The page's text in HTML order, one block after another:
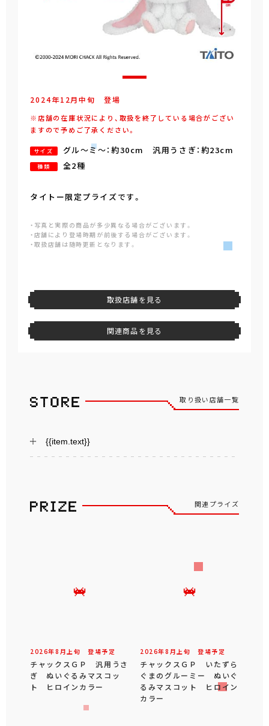
2024年12月中旬 登場
※店舗の在庫状況により、取扱を終了している場合がござい
ますので予めご了承ください。
サイズ グル～ミ～：約30cm 汎用うさぎ：約23cm
種類 全2種
タイトー限定プライズです。
・写真と実際の商品が多少異なる場合がございます。
・店舗により登場時期が前後する場合がございます。
・取扱店舗は随時更新となります。
取扱店舗を見る
関連商品を見る
取り扱い店舗一覧
{{item.text}}
関連プライズ
2026年8 月 上旬 登場予定
チャックスＧＰ 汎用うさ
ぎ ぬいぐるみマスコッ
ト ヒロインカラー
2026年8 月 上旬 登場予定
チャックスＧＰ いたずら
ぐまのグルーミー ぬいぐ
るみマスコット ヒロイン
カラー